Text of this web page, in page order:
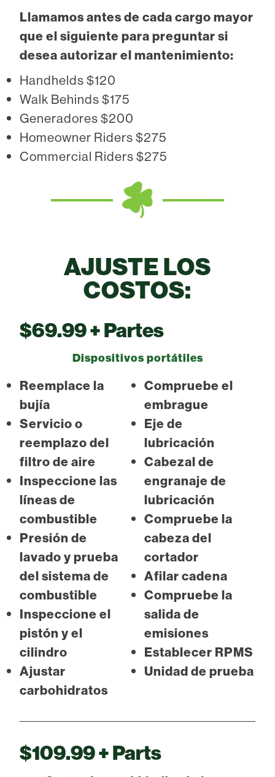
Llamamos antes de cada cargo mayor
que el siguiente para preguntar si
desea autorizar el mantenimiento:
Handhelds $120
Walk Behinds $175
Generadores $200
Homeowner Riders $275
Commercial Riders $275
AJUSTE LOS
COSTOS:
$69.99 + Partes
Dispositivos portátiles
Reemplace la
bujía
Servicio o
reemplazo del
filtro de aire
Inspeccione las
líneas de
combustible
Presión de
lavado y prueba
del sistema de
combustible
Inspeccione el
pistón y el
cilindro
Ajustar
carbohidratos
Compruebe el
embrague
Eje de
lubricación
Cabezal de
engranaje de
lubricación
Compruebe la
cabeza del
cortador
Afilar cadena
Compruebe la
salida de
emisiones
Establecer RPMS
Unidad de prueba
$109.99 + Parts